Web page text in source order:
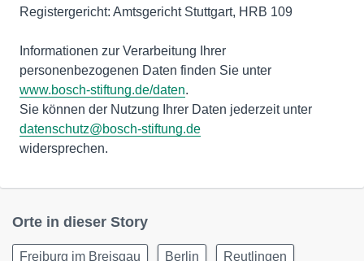
Registergericht: Amtsgericht Stuttgart, HRB 109
Informationen zur Verarbeitung Ihrer
www.bosch-stiftung.de/daten.
Sie können der Nutzung Ihrer Daten jederzeit unter
datenschutz@bosch-stiftung.de
widersprechen.
Orte in dieser Story
Freiburg im Breisgau Berlin Reutlingen